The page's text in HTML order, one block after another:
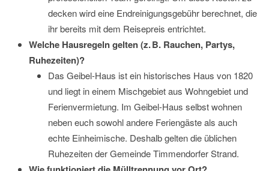
decken wird eine Endreinigungsgebühr berechnet, die
ihr bereits mit dem Reisepreis entrichtet.
Welche Hausregeln gelten (z. B. Rauchen, Partys,
Ruhezeiten)?
Das Geibel-Haus ist ein historisches Haus von 1820
und liegt in einem Mischgebiet aus Wohngebiet und
Ferienvermietung. Im Geibel-Haus selbst wohnen
neben euch sowohl andere Feriengäste als auch
echte Einheimische. Deshalb gelten die üblichen
Ruhezeiten der Gemeinde Timmendorfer Strand.